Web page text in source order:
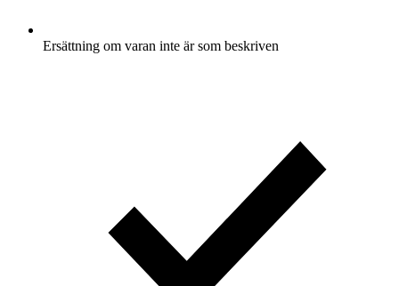
Ersättning om varan inte är som beskriven